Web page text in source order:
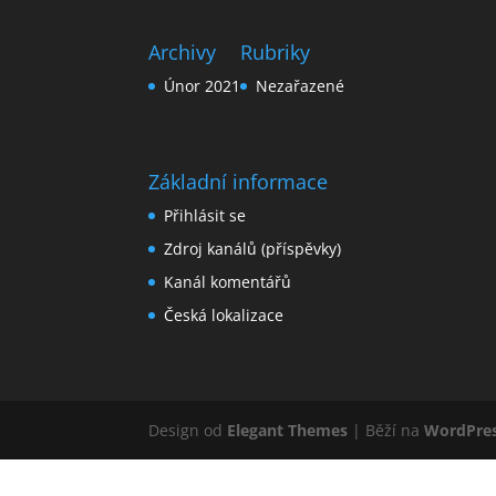
Archivy
Únor 2021
Rubriky
Nezařazené
Základní informace
Přihlásit se
Zdroj kanálů (příspěvky)
Kanál komentářů
Česká lokalizace
Design od Elegant Themes | Běží na